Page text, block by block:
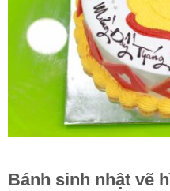
Bánh sinh nhật vẽ